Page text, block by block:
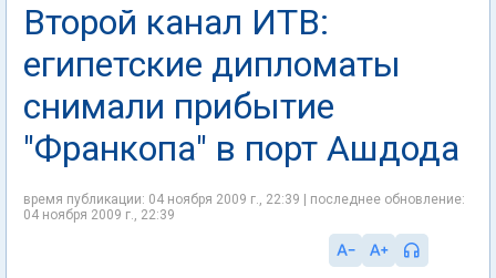
Второй канал ИТВ:
египетские дипломаты
снимали прибытие
"Франкопа" в порт Ашдода
время публикации: 04 ноября 2009 г., 22:39 | последнее обновление:
04 ноября 2009 г., 22:39